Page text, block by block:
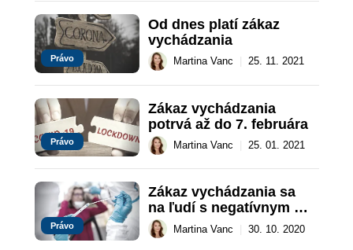
Právo
Od dnes platí zákaz
vychádzania
Martina Vanc 25. 11. 2021
Právo
Zákaz vychádzania
potrvá až do 7. februára
Martina Vanc 25. 01. 2021
Právo
Zákaz vychádzania sa
na ľudí s negatívnym
testom nebude
vzťahovať
Martina Vanc 30. 10. 2020